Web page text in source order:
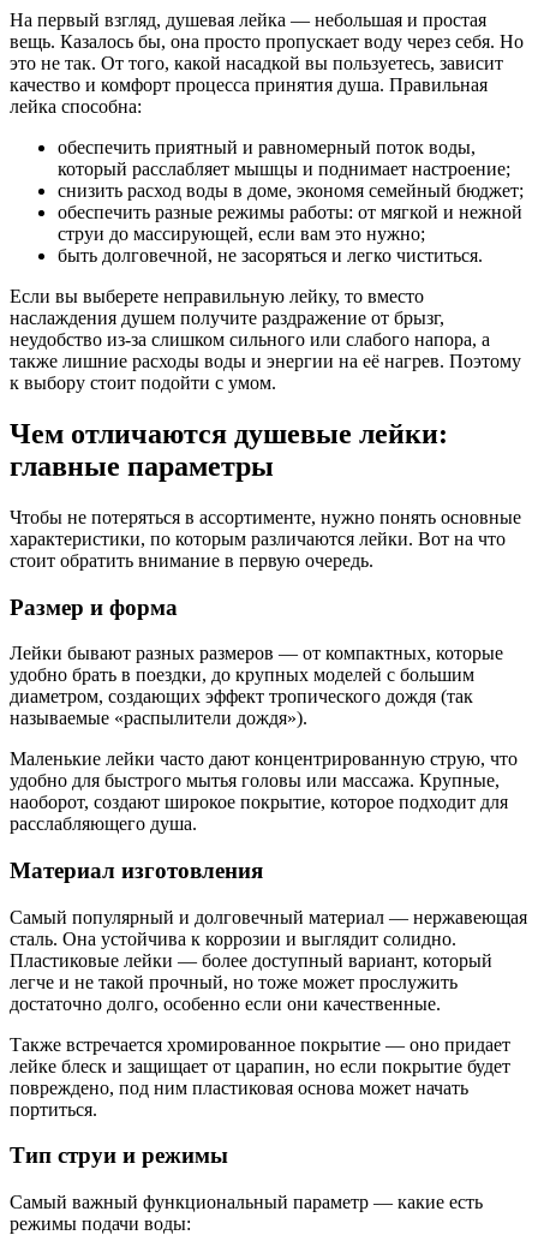
На первый взгляд, душевая лейка — небольшая и простая
вещь. Казалось бы, она просто пропускает воду через себя. Но
это не так. От того, какой насадкой вы пользуетесь, зависит
качество и комфорт процесса принятия душа. Правильная
лейка способна:
обеспечить приятный и равномерный поток воды,
который расслабляет мышцы и поднимает настроение;
снизить расход воды в доме, экономя семейный бюджет;
обеспечить разные режимы работы: от мягкой и нежной
струи до массирующей, если вам это нужно;
быть долговечной, не засоряться и легко чиститься.
Если вы выберете неправильную лейку, то вместо
наслаждения душем получите раздражение от брызг,
неудобство из-за слишком сильного или слабого напора, а
также лишние расходы воды и энергии на её нагрев. Поэтому
к выбору стоит подойти с умом.
Чем отличаются душевые лейки:
главные параметры
Чтобы не потеряться в ассортименте, нужно понять основные
характеристики, по которым различаются лейки. Вот на что
стоит обратить внимание в первую очередь.
Размер и форма
Лейки бывают разных размеров — от компактных, которые
удобно брать в поездки, до крупных моделей с большим
диаметром, создающих эффект тропического дождя (так
называемые «распылители дождя»).
Маленькие лейки часто дают концентрированную струю, что
удобно для быстрого мытья головы или массажа. Крупные,
наоборот, создают широкое покрытие, которое подходит для
расслабляющего душа.
Материал изготовления
Самый популярный и долговечный материал — нержавеющая
сталь. Она устойчива к коррозии и выглядит солидно.
Пластиковые лейки — более доступный вариант, который
легче и не такой прочный, но тоже может прослужить
достаточно долго, особенно если они качественные.
Также встречается хромированное покрытие — оно придает
лейке блеск и защищает от царапин, но если покрытие будет
повреждено, под ним пластиковая основа может начать
портиться.
Тип струи и режимы
Самый важный функциональный параметр — какие есть
режимы подачи воды: